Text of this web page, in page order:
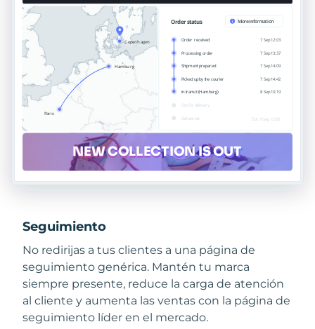
Seguimiento
No redirijas a tus clientes a una página de
seguimiento genérica. Mantén tu marca
siempre presente, reduce la carga de atención
al cliente y aumenta las ventas con la página de
seguimiento líder en el mercado.